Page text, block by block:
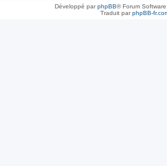
Développé parphpBB® Forum
Traduit parphpBB-